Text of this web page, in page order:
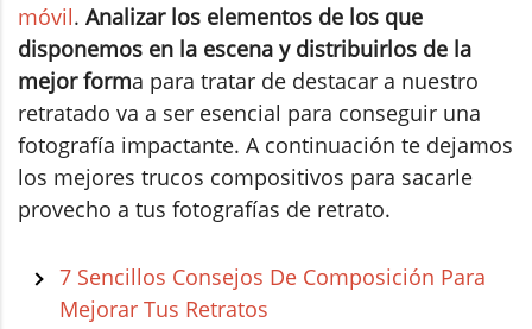
móvil. Analizar los elementos de los que
disponemos en la escena y distribuirlos de la
mejor forma para tratar de destacar a nuestro
retratado va a ser esencial para conseguir una
fotografía impactante. A continuación te dejamos
los mejores trucos compositivos para sacarle
provecho a tus fotografías de retrato.
7 Sencillos Consejos De Composición Para
Mejorar Tus Retratos